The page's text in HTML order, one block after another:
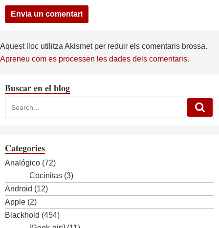
Aquest lloc utilitza Akismet per reduir els comentaris brossa.
Apreneu com es processen les dades dels comentaris.
Buscar en el blog
Categories
Analógico (72)
Cocinitas (3)
Android (12)
Apple (2)
Blackhold (454)